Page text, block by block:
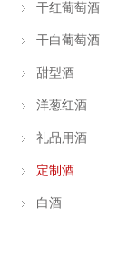
干红葡萄酒
干白葡萄酒
甜型酒
洋葱红酒
礼品用酒
定制酒
白酒